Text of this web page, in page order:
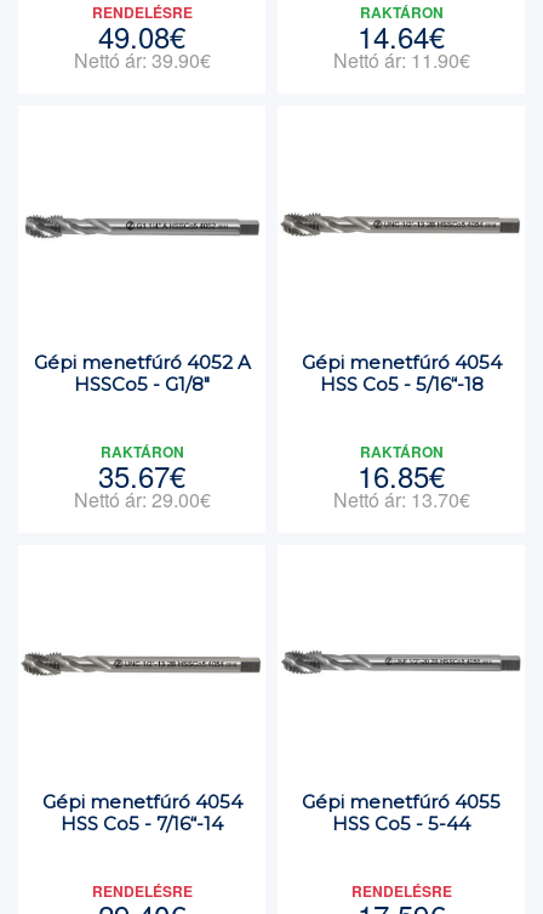
RENDELÉSRE
49.08€
Nettó ár: 39.90€
RAKTÁRON
14.64€
Nettó ár: 11.90€
Gépi menetfúró 4052 A
HSSCo5 - G1/8"
RAKTÁRON
35.67€
Nettó ár: 29.00€
Gépi menetfúró 4054
HSS Co5 - 5/16“-18
RAKTÁRON
16.85€
Nettó ár: 13.70€
Gépi menetfúró 4054
HSS Co5 - 7/16“-14
RENDELÉSRE
Gépi menetfúró 4055
HSS Co5 - 5-44
RENDELÉSRE